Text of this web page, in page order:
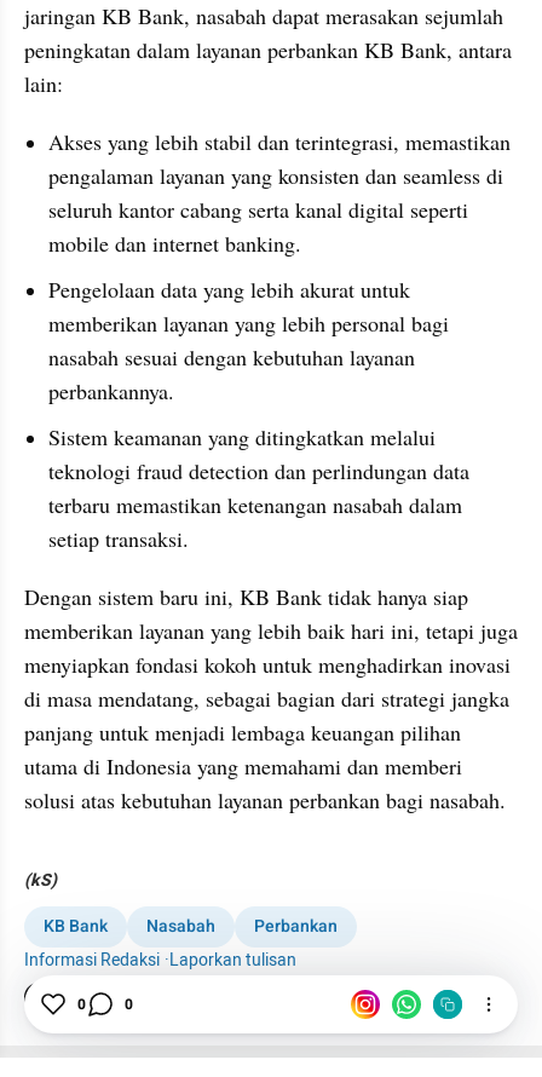
jaringan KB Bank, nasabah dapat merasakan sejumlah
peningkatan dalam layanan perbankan KB Bank, antara
lain:
Akses yang lebih stabil dan terintegrasi, memastikan
pengalaman layanan yang konsisten dan seamless di
seluruh kantor cabang serta kanal digital seperti
mobile dan internet banking.
Pengelolaan data yang lebih akurat untuk
memberikan layanan yang lebih personal bagi
nasabah sesuai dengan kebutuhan layanan
perbankannya.
Sistem keamanan yang ditingkatkan melalui
teknologi fraud detection dan perlindungan data
terbaru memastikan ketenangan nasabah dalam
setiap transaksi.
Dengan sistem baru ini, KB Bank tidak hanya siap
memberikan layanan yang lebih baik hari ini, tetapi juga
menyiapkan fondasi kokoh untuk menghadirkan inovasi
di masa mendatang, sebagai bagian dari strategi jangka
panjang untuk menjadi lembaga keuangan pilihan
utama di Indonesia yang memahami dan memberi
solusi atas kebutuhan layanan perbankan bagi nasabah.
(kS)
KB Bank
Nasabah
Perbankan
Informasi Redaksi ·Laporkan tulisan
Editor Section Tim Editor
0 0